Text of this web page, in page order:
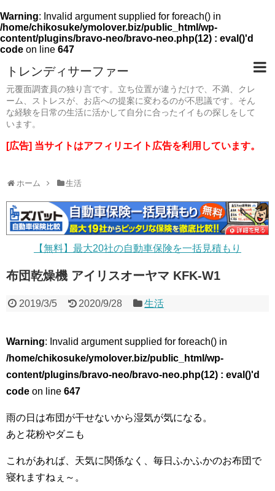
Warning: Invalid argument supplied for foreach() in
/home/chikosuke/ymolover.biz/public_html/wp-
content/plugins/bravo-neo/bravo-neo.php(12) : eval()'d
code on line 647
トレンディサーファー
元覆面調査員の独り言です。立ち位置が違うだけで、不満、クレ
ーム、ストレスが、お店への提案に変わるのが不思議です。そん
な経験を日常の生活に活かして自分に合ったイイもの探しをして
います。
[広告] 当サイトはアフィリエイト広告を利用しています。
ホーム 生活
【無料】最大20社の自動車保険を一括見積もり
布団乾燥機 アイリスオーヤマ KFK-W1
2019/3/5 2020/9/28 生活
Warning: Invalid argument supplied for foreach() in
/home/chikosuke/ymolover.biz/public_html/wp-
content/plugins/bravo-neo/bravo-neo.php(12) : eval()'d
code on line 647
雨の日は布団が干せないから湿気が気になる。
あと花粉やダニも
これがあれば、天気に関係なく、毎日ふかふかのお布団で
寝れますねぇ～。